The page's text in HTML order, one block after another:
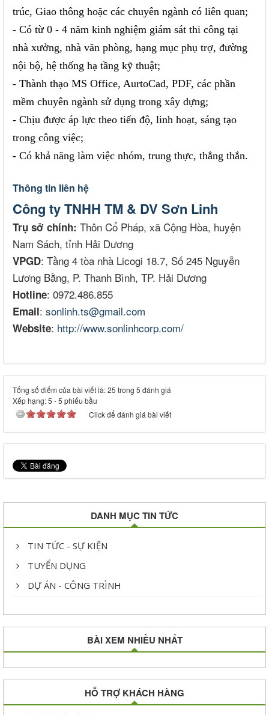
trúc, Giao thông hoặc các chuyên ngành có liên quan;
- Có từ 0 - 4 năm kinh nghiệm giám sát thi công tại
nhà xưởng, nhà văn phòng, hạng mục phụ trợ, đường
nội bộ, hệ thống hạ tầng kỹ thuật;
- Thành thạo MS Office, AurtoCad, PDF, các phần
mềm chuyên ngành sử dụng trong xây dựng;
- Chịu được áp lực theo tiến độ, linh hoạt, sáng tạo
trong công việc;
- Có khả năng làm việc nhóm, trung thực, thẳng thắn.
Thông tin liên hệ
Công ty TNHH TM & DV Sơn Linh
Trụ sở chính: Thôn Cổ Pháp, xã Cộng Hòa, huyện
Nam Sách, tỉnh Hải Dương
VPGD: Tầng 4 tòa nhà Licogi 18.7, Số 245 Nguyễn
Lương Bằng, P. Thanh Bình, TP. Hải Dương
Hotline: 0972.486.855
Email: sonlinh.ts@gmail.com
Website: http://www.sonlinhcorp.com/
Tổng số điểm của bài viết là: 25 trong 5 đánh giá
Xếp hạng:5 -5 phiếu bầu
Click để đánh giá bài viết
DANH MỤC TIN TỨC
TIN TỨC - SỰ KIỆN
TUYỂN DỤNG
DỰ ÁN - CÔNG TRÌNH
BÀI XEM NHIỀU NHẤT
HỖ TRỢ KHÁCH HÀNG